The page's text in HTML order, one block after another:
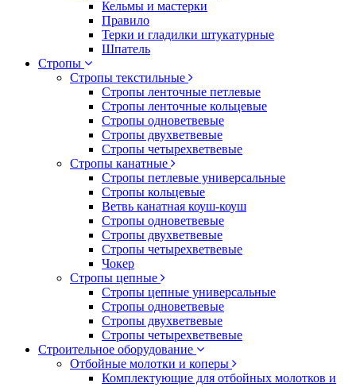
Кельмы и мастерки
Правило
Терки и гладилки штукатурные
Шпатель
Стропы
Стропы текстильные
Стропы ленточные петлевые
Стропы ленточные кольцевые
Стропы одноветвевые
Стропы двухветвевые
Стропы четырехветвевые
Стропы канатные
Стропы петлевые универсальные
Стропы кольцевые
Ветвь канатная коуш-коуш
Стропы одноветвевые
Стропы двухветвевые
Стропы четырехветвевые
Чокер
Стропы цепные
Стропы цепные универсальные
Стропы одноветвевые
Стропы двухветвевые
Стропы четырехветвевые
Строительное оборудование
Отбойные молотки и коперы
Комплектующие для отбойных молотков и